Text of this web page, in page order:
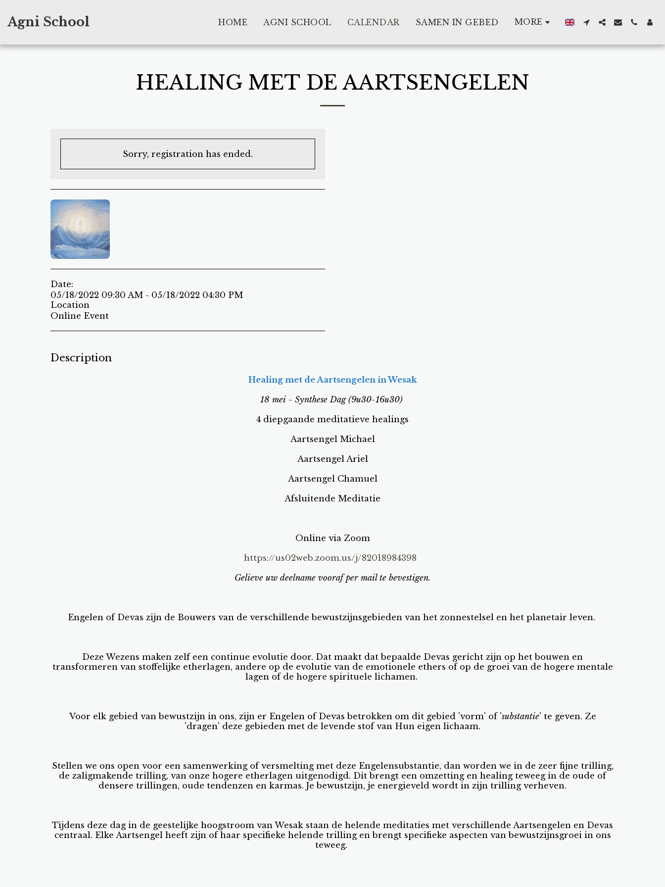
Agni School HOME AGNI SCHOOL CALENDAR SAMEN IN GEBED MORE
HEALING MET DE AARTSENGELEN
Sorry, registration has ended.
Date:
05/18/2022 09:30 AM - 05/18/2022 04:30 PM
Location
Online Event
Description
Healing met de Aartsengelen in Wesak
18 mei - Synthese Dag (9u30-16u30)
4 diepgaande meditatieve healings
Aartsengel Michael
Aartsengel Ariel
Aartsengel Chamuel
Afsluitende Meditatie
Online via Zoom
https://us02web.zoom.us/j/82018984398
Gelieve uw deelname vooraf per mail te bevestigen.
Engelen of Devas zijn de Bouwers van de verschillende bewustzijnsgebieden van het zonnestelsel en het planetair leven.
Deze Wezens maken zelf een continue evolutie door. Dat maakt dat bepaalde Devas gericht zijn op het bouwen en
transformeren van stoffelijke etherlagen, andere op de evolutie van de emotionele ethers of op de groei van de hogere mentale
lagen of de hogere spirituele lichamen.
Voor elk gebied van bewustzijn in ons, zijn er Engelen of Devas betrokken om dit gebied 'vorm' of 'substantie' te geven. Ze
'dragen' deze gebieden met de levende stof van Hun eigen lichaam.
Stellen we ons open voor een samenwerking of versmelting met deze Engelensubstantie, dan worden we in de zeer fijne trilling,
de zaligmakende trilling, van onze hogere etherlagen uitgenodigd. Dit brengt een omzetting en healing teweeg in de oude of
densere trillingen, oude tendenzen en karmas. Je bewustzijn, je energieveld wordt in zijn trilling verheven.
Tijdens deze dag in de geestelijke hoogstroom van Wesak staan de helende meditaties met verschillende Aartsengelen en Devas
centraal. Elke Aartsengel heeft zijn of haar specifieke helende trilling en brengt specifieke aspecten van bewustzijnsgroei in ons
teweeg.